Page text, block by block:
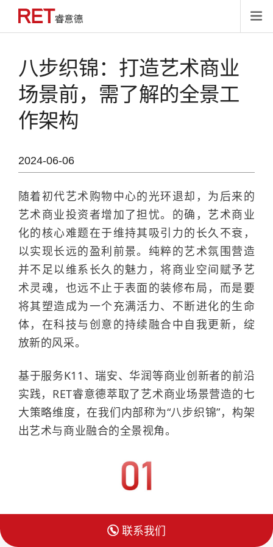

八步织锦：打造艺术商业
场景前，需了解的全景工
作架构
2024-06-06
随着初代艺术购物中心的光环退却，为后来的
艺术商业投资者增加了担忧。的确，艺术商业
化的核心难题在于维持其吸引力的长久不衰，
以实现长远的盈利前景。纯粹的艺术氛围营造
并不足以维系长久的魅力，将商业空间赋予艺
术灵魂，也远不止于表面的装修布局，而是要
将其塑造成为一个充满活力、不断进化的生命
体，在科技与创意的持续融合中自我更新，绽
放新的风采。
基于服务K11、瑞安、华润等商业创新者的前沿
实践，RET睿意德萃取了艺术商业场景营造的七
大策略维度，在我们内部称为“八步织锦”，构架
出艺术与商业融合的全景视角。
 联系我们